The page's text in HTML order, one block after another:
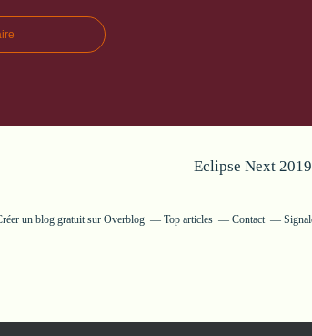
Eclipse Next
un blog gratuit sur Overblog Top articles Contact